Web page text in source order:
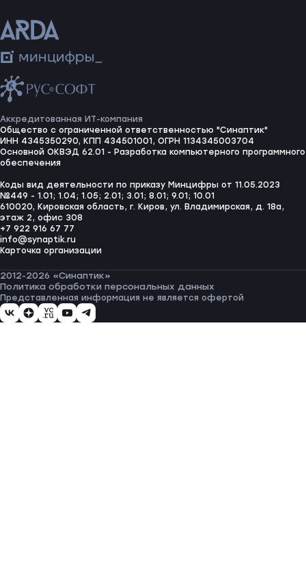
Аккредитованная ИТ-компания
Общество с ограниченной ответственностью "Синаптик"
ИНН 4345350290, КПП 434501001, ОГРН 1134345003704
Основной ОКВЭД 62.01 - Разработка компьютерного программного
обеспечения
Коды вид деятельности по приказу Минцифры от 11.05.2023
№449 - 1.01; 1.04; 1.05; 2.01; 3.01; 8.01; 9.01; 10.01
610020, Кировская область, г. Киров, ул. Владимирская, д. 18а,
этаж 2, офис 308
+7 922 916 67 77
info@synaptik.ru
Карточка организации
2012-2026 «Синаптик»
Политика обработки персональных данных
Представленная информация не является офертой